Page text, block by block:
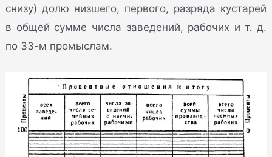
снизу) долю низшего, первого, разряда кустарей
в общей сумме числа заведений, рабочих и т. д.
по 33-м промыслам.